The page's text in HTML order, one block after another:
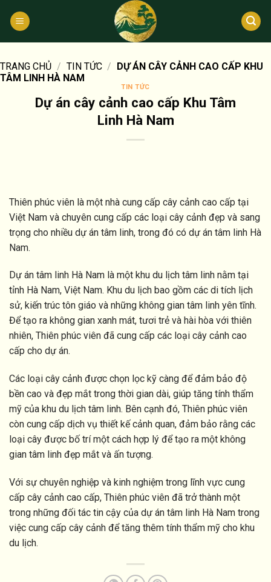
qua
TRANG CHỦ / TIN TỨC / DỰ ÁN CÂY CẢNH CAO CẤP KHU
TÂM LINH HÀ NAM
TIN TỨC
Dự án cây cảnh cao cấp Khu Tâm
Linh Hà Nam
Thiên phúc viên là một nhà cung cấp cây cảnh cao cấp tại
Việt Nam và chuyên cung cấp các loại cây cảnh đẹp và sang
trọng cho nhiều dự án tâm linh, trong đó có dự án tâm linh Hà
Nam.
Dự án tâm linh Hà Nam là một khu du lịch tâm linh nằm tại
tỉnh Hà Nam, Việt Nam. Khu du lịch bao gồm các di tích lịch
sử, kiến trúc tôn giáo và những không gian tâm linh yên tĩnh.
Để tạo ra không gian xanh mát, tươi trẻ và hài hòa với thiên
nhiên, Thiên phúc viên đã cung cấp các loại cây cảnh cao
cấp cho dự án.
Các loại cây cảnh được chọn lọc kỹ càng để đảm bảo độ
bền cao và đẹp mắt trong thời gian dài, giúp tăng tính thẩm
mỹ của khu du lịch tâm linh. Bên cạnh đó, Thiên phúc viên
còn cung cấp dịch vụ thiết kế cảnh quan, đảm bảo rằng các
loại cây được bố trí một cách hợp lý để tạo ra một không
gian tâm linh đẹp mắt và ấn tượng.
Với sự chuyên nghiệp và kinh nghiệm trong lĩnh vực cung
cấp cây cảnh cao cấp, Thiên phúc viên đã trở thành một
trong những đối tác tin cậy của dự án tâm linh Hà Nam trong
việc cung cấp cây cảnh để tăng thêm tính thẩm mỹ cho khu
du lịch.